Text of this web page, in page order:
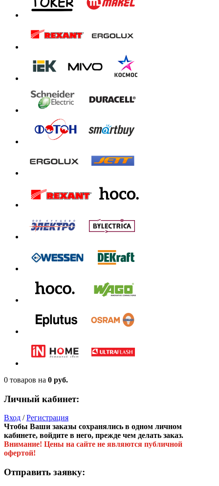
0 товаров на 0 руб.
Личный кабинет:
Вход /Регистрация
Чтобы Ваши заказы сохранялись в одном личном
кабинете, войдите в него, прежде чем делать заказ.
Внимание! Цены на сайте не являются публичной
офертой!
Отправить заявку: